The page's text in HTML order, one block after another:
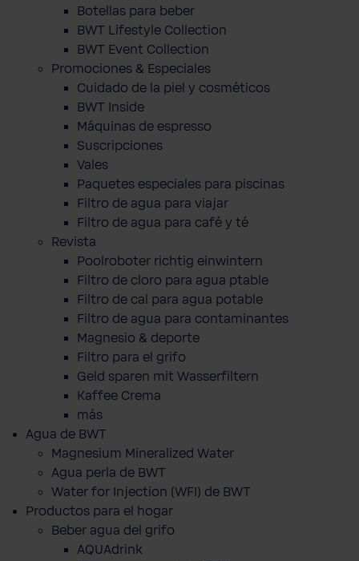
Botellas para beber
BWT Lifestyle Collection
BWT Event Collection
Promociones & Especiales
Cuidado de la piel y cosméticos
BWT Inside
Máquinas de espresso
Suscripciones
Vales
Paquetes especiales para piscinas
Filtro de agua para viajar
Filtro de agua para café y té
Revista
Poolroboter richtig einwintern
Filtro de cloro para agua ptable
Filtro de cal para agua potable
Filtro de agua para contaminantes
Magnesio & deporte
Filtro para el grifo
Geld sparen mit Wasserfiltern
Kaffee Crema
más
Agua de BWT
Magnesium Mineralized Water
Agua perla de BWT
Water for Injection (WFI) de BWT
Productos para el hogar
Beber agua del grifo
AQUAdrink